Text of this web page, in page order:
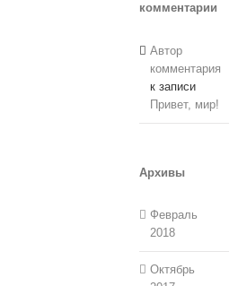
комментарии
Автор
комментария
к записи
Привет, мир!
Архивы
Февраль
2018
Октябрь